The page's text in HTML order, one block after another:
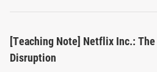
[Teaching Note] Netflix Inc.:
Disruption